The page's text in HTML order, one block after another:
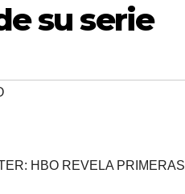
su serie
HBO REVELA